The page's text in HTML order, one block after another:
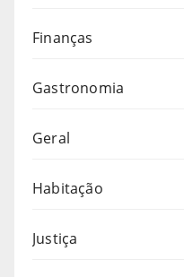
Finanças
Gastronomia
Geral
Habitação
Justiça